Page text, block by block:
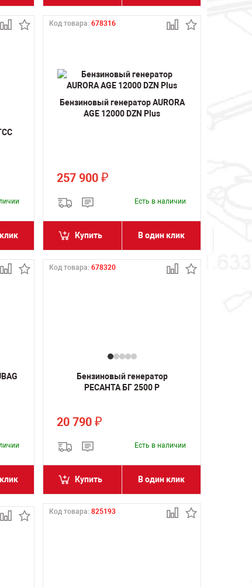
Код товара:678316
Бензиновый генератор AURORA
AGE 12000 DZN Plus
257 900₽
Есть в наличии
Купить В один клик
Код товара:678320
Бензиновый генератор
РЕСАНТА БГ 2500 Р
20 790₽
Есть в наличии
Купить В один клик
Код товара:825193